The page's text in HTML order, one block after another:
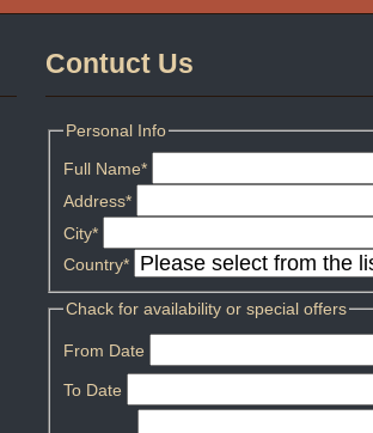
Contuct Us
Personal Info
Full Name*
Address*
City*
Country*
Chack for availability or special offers
From Date
To Date